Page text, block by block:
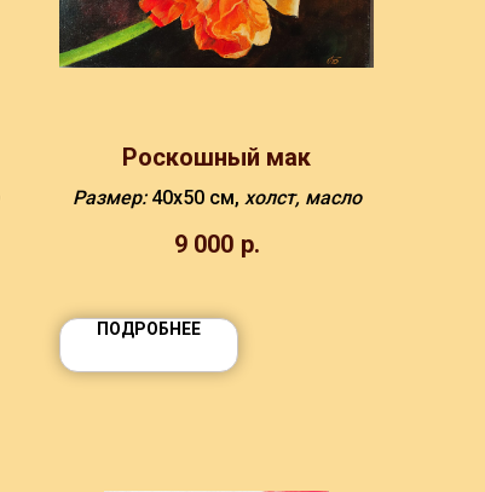
Роскошный мак
Размер: 40х50 см, холст, масло
9 000 р.
ПОДРОБНЕЕ